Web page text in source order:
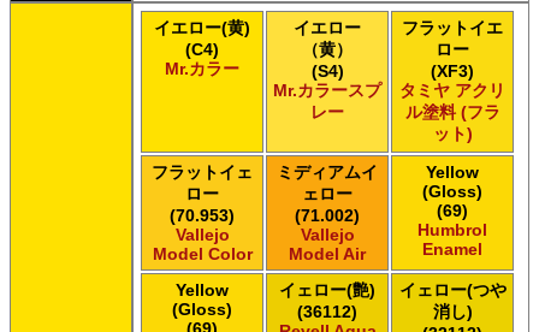
ＧＳＩクレオス Mr.カラー スーパーメタリック 2
ＧＳＩクレオス Mr.カラースプレー
ＧＳＩクレオス Mr.クリアカラーGX
ＧＳＩクレオス Mr.クリスタルカラー
ＧＳＩクレオス Mr.サーフェイサー/プライマー
ＧＳＩクレオス Mr.メタリックカラーGX
ＧＳＩクレオス Mr.メタルカラー
ＧＳＩクレオス アクリジョン
ＧＳＩクレオス ガンダムカラー
ＧＳＩクレオス ガンダムカラー
ＧＳＩクレオス ガンダムカラースプレー
ＧＳＩクレオス ガンダムカラースプレー
イエロー(黄)
(C4)
Mr.カラー
イエロー
（黄）
(S4)
Mr.カラースプ
レー
フラットイエ
ロー
(XF3)
タミヤ アクリ
ル塗料 (フラ
ット)
フラットイェ
ロー
(70.953)
Vallejo
Model Color
ミディアムイ
ェロー
(71.002)
Vallejo
Model Air
Yellow
(Gloss)
(69)
Humbrol
Enamel
Yellow
(Gloss)
イェロー(艶)
(36112)
イェロー(つや
消し)